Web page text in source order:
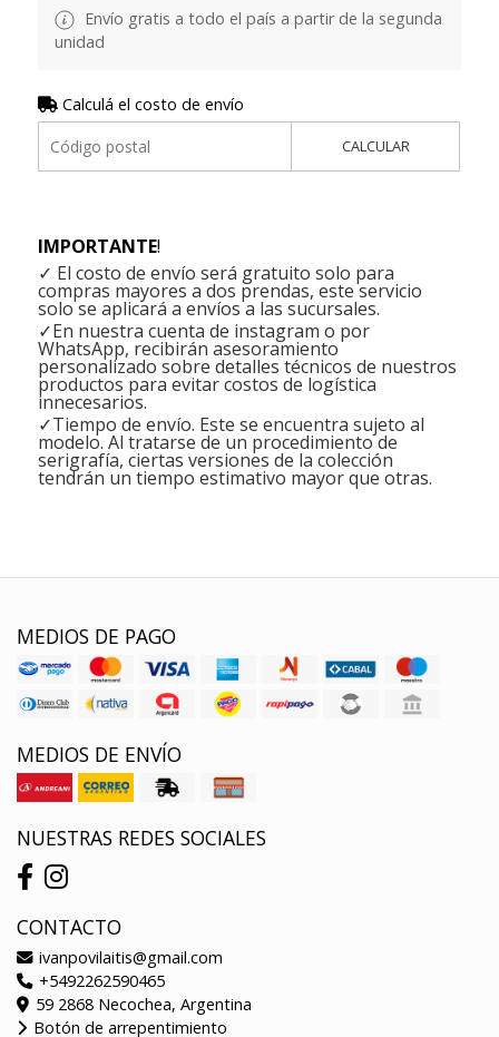
Envío gratis a todo el país a partir de la segunda
unidad
Calculá el costo de envío
CALCULAR
IMPORTANTE!
✓ El costo de envío será gratuito solo para
compras mayores a dos prendas, este servicio
solo se aplicará a envíos a las sucursales.
✓En nuestra cuenta de instagram o por
WhatsApp, recibirán asesoramiento
personalizado sobre detalles técnicos de nuestros
productos para evitar costos de logística
innecesarios.
✓Tiempo de envío. Este se encuentra sujeto al
modelo. Al tratarse de un procedimiento de
serigrafía, ciertas versiones de la colección
tendrán un tiempo estimativo mayor que otras.
MEDIOS DE PAGO
MEDIOS DE ENVÍO
NUESTRAS REDES SOCIALES
CONTACTO
ivanpovilaitis@gmail.com
+5492262590465
59 2868 Necochea, Argentina
Botón de arrepentimiento